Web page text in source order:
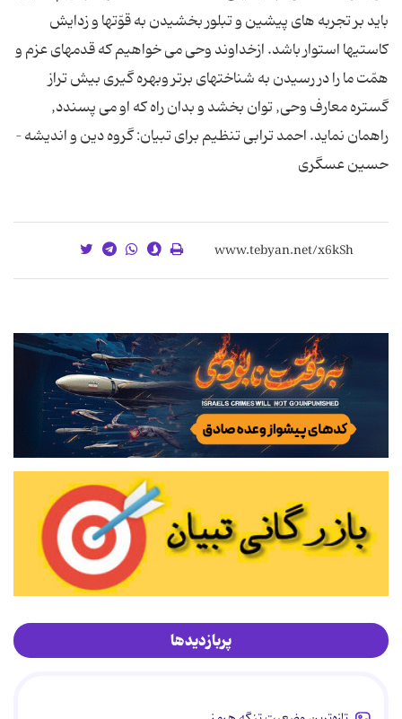
باید بر تجربه هاى پیشین و تبلور بخشیدن به قوّتها و زدایش
كاستیها استوار باشد. ازخداوند وحى مى خواهیم كه قدمهاى عزم و
همّت ما را در رسیدن به شناختهاى برتر وبهره گیرى بیش تراز
گستره معارف وحى, توان بخشد و بدان راه كه او مى پسندد,
راهمان نماید. احمد ترابى تنظیم برای تبیان: گروه دین و اندیشه –
حسین عسگری
پربازدیدها